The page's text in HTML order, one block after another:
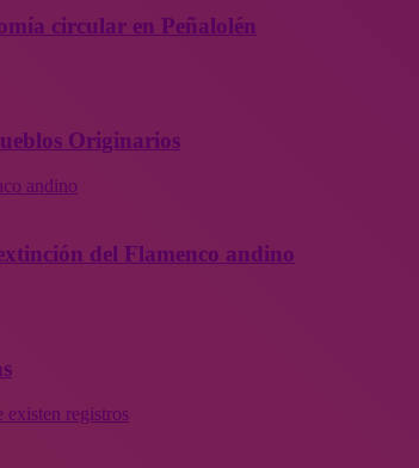
circular en Peñalolén
Originarios
andino
del Flamenco andino
existen registros